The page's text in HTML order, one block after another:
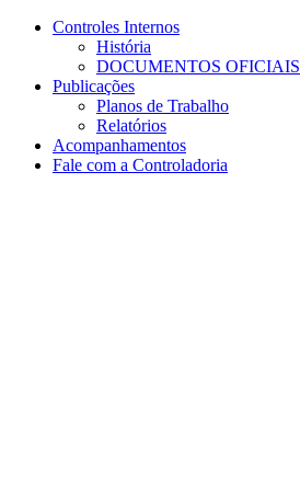
Conteúdo principal Menu principal
Controles Internos
História
DOCUMENTOS OFICIAIS
Publicações
Planos de Trabalho
Relatórios
Acompanhamentos
Fale com a Controladoria